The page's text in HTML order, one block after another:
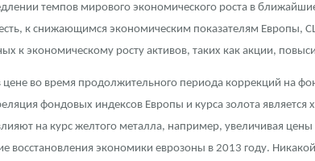
темпов мирового экономического роста в
к снижающимся экономическим показателям Европы,
к экономическому росту активов, таких как акции,
цене во время продолжительного периода коррекций на
фондовых индексов Европы и курса золота
на курс желтого металла, например, увеличивая
восстановления экономики еврозоны в 2013 году.